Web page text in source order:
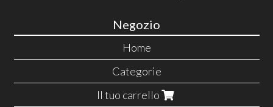
Negozio
Home
Categorie
Il tuo carrello